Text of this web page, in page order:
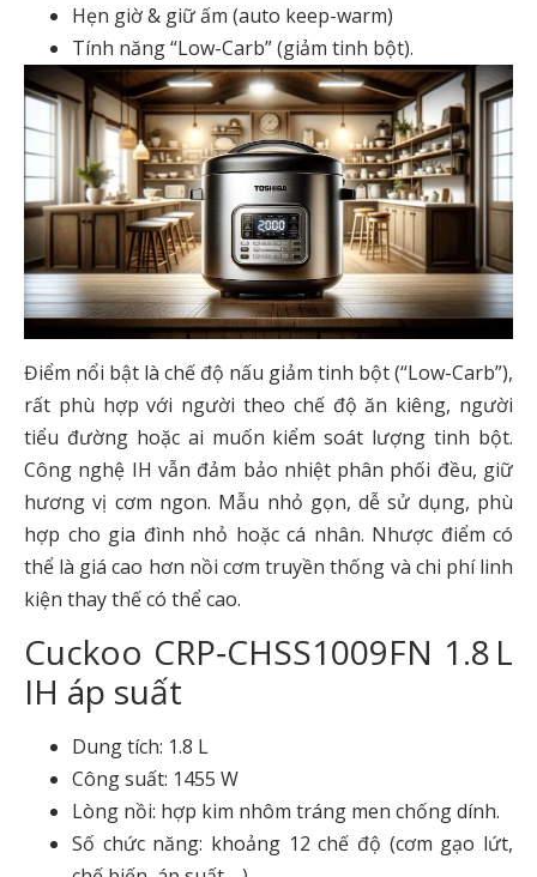
Hẹn giờ & giữ ấm (auto keep-warm)
Tính năng “Low-Carb” (giảm tinh bột).
Điểm nổi bật là chế độ nấu giảm tinh bột (“Low-Carb”),
rất phù hợp với người theo chế độ ăn kiêng, người
tiểu đường hoặc ai muốn kiểm soát lượng tinh bột.
Công nghệ IH vẫn đảm bảo nhiệt phân phối đều, giữ
hương vị cơm ngon. Mẫu nhỏ gọn, dễ sử dụng, phù
hợp cho gia đình nhỏ hoặc cá nhân. Nhược điểm có
thể là giá cao hơn nồi cơm truyền thống và chi phí linh
kiện thay thế có thể cao.
Cuckoo CRP‑CHSS1009FN 1.8 L
IH áp suất
Dung tích: 1.8 L
Công suất: 1455 W
Lòng nồi: hợp kim nhôm tráng men chống dính.
Số chức năng: khoảng 12 chế độ (cơm gạo lứt,